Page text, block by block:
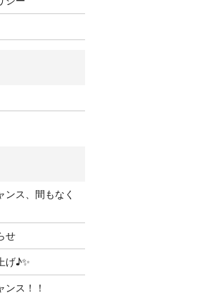
ンス、間もなく
せ
げ♪✨
ンス！！